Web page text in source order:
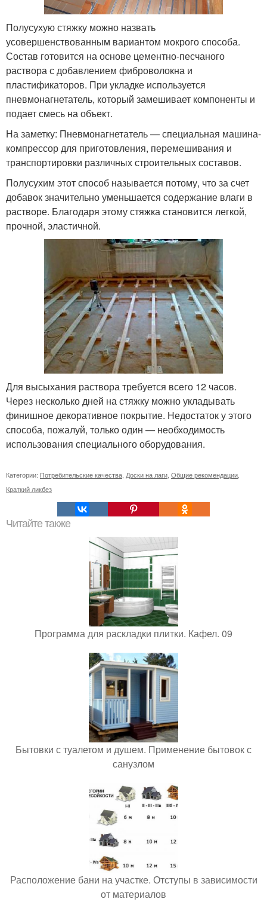
Полусухую стяжку можно назвать
усовершенствованным вариантом мокрого способа.
Состав готовится на основе цементно-песчаного
раствора с добавлением фиброволокна и
пластификаторов. При укладке используется
пневмонагнетатель, который замешивает компоненты и
подает смесь на объект.
На заметку: Пневмонагнетатель — специальная машина-
компрессор для приготовления, перемешивания и
транспортировки различных строительных составов.
Полусухим этот способ называется потому, что за счет
добавок значительно уменьшается содержание влаги в
растворе. Благодаря этому стяжка становится легкой,
прочной, эластичной.
Для высыхания раствора требуется всего 12 часов.
Через несколько дней на стяжку можно укладывать
финишное декоративное покрытие. Недостаток у этого
способа, пожалуй, только один — необходимость
использования специального оборудования.
Категории: Потребительские качества Доски на лаги Общие рекомендации
Краткий ликбез
Читайте также
Программа для раскладки плитки. Кафел. 09
Бытовки с туалетом и душем. Применение бытовок с
санузлом
Расположение бани на участке. Отступы в зависимости
от материалов